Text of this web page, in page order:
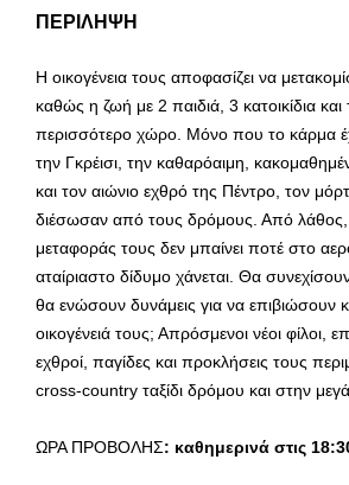
ΠΕΡΙΛΗΨΗ
Η οικογένεια τους αποφασίζει να
καθώς η ζωή με 2 παιδιά, 3 κατοικίδια
περισσότερο χώρο. Μόνο που το κάρμα
την Γκρέισι, την καθαρόαιμη,
και τον αιώνιο εχθρό της Πέντρο, τον
διέσωσαν από τους δρόμους. Από λάθος,
μεταφοράς τους δεν μπαίνει ποτέ στο
αταίριαστο δίδυμο χάνεται. Θα
θα ενώσουν δυνάμεις για να επιβιώσουν
οικογένειά τους; Απρόσμενοι νέοι φίλοι,
εχθροί, παγίδες και προκλήσεις τους
cross-country ταξίδι δρόμου και στην
ΩΡΑ ΠΡΟΒΟΛΗΣ: καθημερινά στις